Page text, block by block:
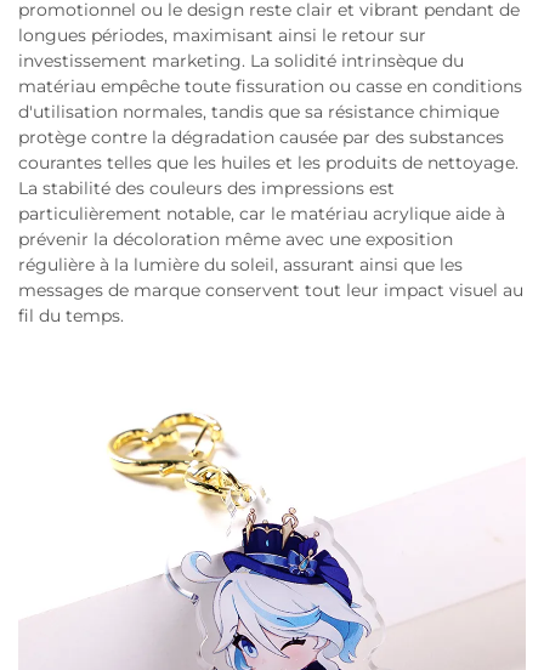
promotionnel ou le design reste clair et vibrant pendant de
longues périodes, maximisant ainsi le retour sur
investissement marketing. La solidité intrinsèque du
matériau empêche toute fissuration ou casse en conditions
d'utilisation normales, tandis que sa résistance chimique
protège contre la dégradation causée par des substances
courantes telles que les huiles et les produits de nettoyage.
La stabilité des couleurs des impressions est
particulièrement notable, car le matériau acrylique aide à
prévenir la décoloration même avec une exposition
régulière à la lumière du soleil, assurant ainsi que les
messages de marque conservent tout leur impact visuel au
fil du temps.